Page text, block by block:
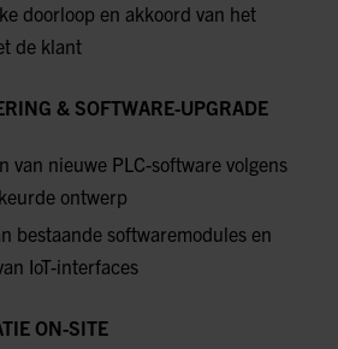
doorloop en akkoord van het
de klant
& SOFTWARE-UPGRADE
van nieuwe PLC-software volgens
ontwerp
bestaande softwaremodules en
IoT-interfaces
ON-SITE